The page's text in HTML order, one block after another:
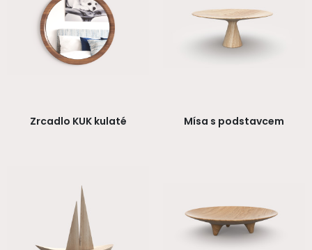
Zrcadlo KUK kulaté Mísa s podstavcem